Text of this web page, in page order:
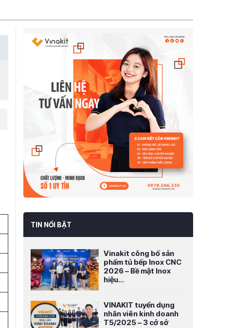
TIN NỔI BẬT
Vinakit công bố sản
phẩm tủ bếp Inox CNC
2026 – Bề mặt Inox
hiệu...
VINAKIT tuyển dụng
nhân viên kinh doanh
T5/2025 – 3 cở sở